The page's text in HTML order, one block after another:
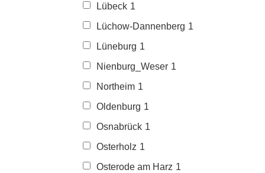
Lübeck 1
Lüchow-Dannenberg 1
Lüneburg 1
Nienburg_Weser 1
Northeim 1
Oldenburg 1
Osnabrück 1
Osterholz 1
Osterode am Harz 1